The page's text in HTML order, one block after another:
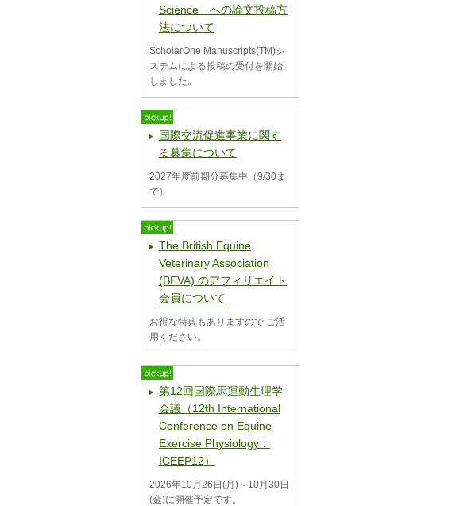
Science」への論文投稿方
法について
ScholarOne Manuscripts(TM)シ
ステムによる投稿の受付を開始
しました。
国際交流促進事業に関す
る募集について
2027年度前期分募集中（9/30ま
で）
The British Equine
Veterinary Association
(BEVA) のアフィリエイト
会員について
お得な特典もありますので ご活
用ください。
第12回国際馬運動生理学
会議（12th International
Conference on Equine
Exercise Physiology：
ICEEP12）
2026年10月26日(月)～10月30日
(金)に開催予定です。